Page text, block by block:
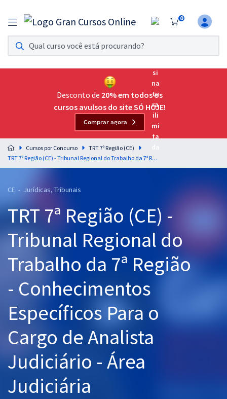
0
Assinatura Ilimitada 11
Acesso a todos os cursos. Teste grátis por 7 dias!
Assinatura OAB Até Passar
Acesso ilimitado a toda preparação para o Exame da
Residências Multiprofissionais
Preparação completa e intensiva para as principais
residências em saúde do Brasil
Cursos 20% OFF
Pós
Graduação
OAB
Questões grátis
Conteúdo gratuito
Aprovados
Desconto de 20% em todos os
cursos avulsos do site SÓ HOJE!
Comprar agora
Cursos por Concurso
TRT 7ª Região (CE)
TRT 7ª Região (CE) - Tribunal Regional do Trabalho da 7ª Região - Conhecimentos Específicos Para o Cargo de Analista Judiciário - Área Judiciária
CE - Jurídicas, Tribunais
TRT 7ª Região (CE) -
Tribunal Regional do
Trabalho da 7ª Região
- Conhecimentos
Específicos Para o
Cargo de Analista
Judiciário - Área
Judiciária